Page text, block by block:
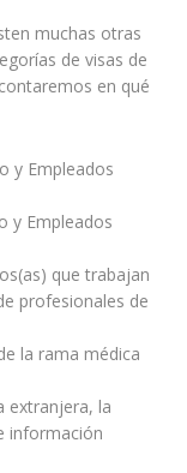
muchas otras
de visas de
en qué
y Empleados
y Empleados
que trabajan
profesionales de
la rama médica
extranjera, la
información